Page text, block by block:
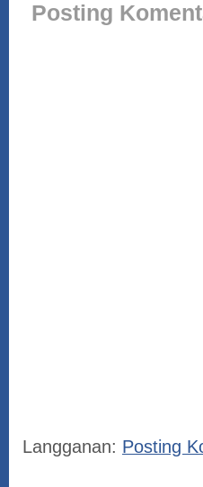
Posting
Langganan: Posting